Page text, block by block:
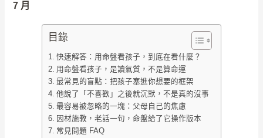
7 月
目錄
快速解答：用命盤看孩子，到底在看什麼？
用命盤看孩子，是讀氣質，不是算命運
最常見的盲點：把孩子塞進你想要的框架
他說了「不喜歡」之後就沉默，不是真的沒事
最容易被忽略的一塊：父母自己的焦慮
因材施教，老話一句，命盤給了它操作版本
常見問題 FAQ